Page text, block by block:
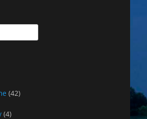
(42)
(4)